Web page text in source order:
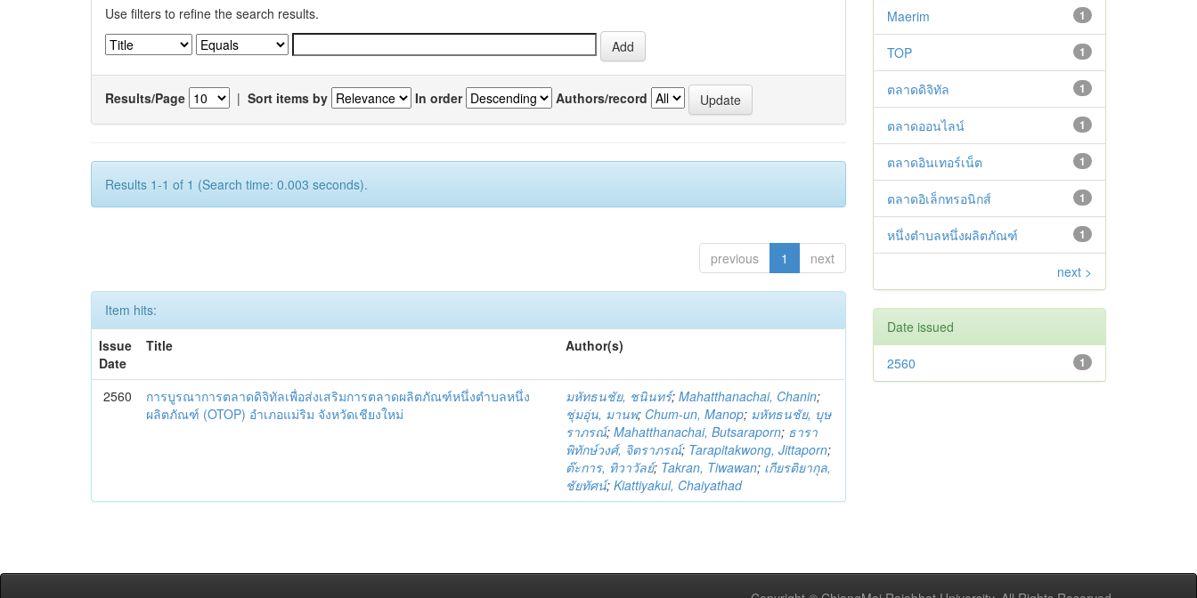
Use filters to refine the search results.
Results/Page | Sort items by In order Authors/record
Results 1-1 of 1 (Search time: 0.003 seconds).
previous 1 next
Item hits:
Issue
Date
Title Author(s)
2560
การบูรณาการตลาดดิจิทัลเพื่อส่งเสริมการตลาดผลิตภัณฑ์หนึ่งตำบลหนึ่ง
ผลิตภัณฑ์ (OTOP) อำเภอแม่ริม จังหวัดเชียงใหม่
มหัทธนชัย, ชนินทร์;Mahatthanachai, Chanin;
ชุ่มอุ่น, มานพ; Chum-un, Manop; มหัทธนชัย, บุษ
ราภรณ์;Mahatthanachai, Butsaraporn; ธารา
พิทักษ์วงศ์, จิตราภรณ์; Tarapitakwong, Jittaporn;
ต๊ะการ, ทิวาวัลย์; Takran, Tiwawan; เกียรติยากุล,
ชัยทัศน์;Kiattiyakul, Chaiyathad
1
Maerim
1
TOP
1
ตลาดดิจิทัล
1
ตลาดออนไลน์
1
ตลาดอินเทอร์เน็ต
1
ตลาดอิเล็กทรอนิกส์
1
หนึ่งตำบลหนึ่งผลิตภัณฑ์
next >
Date issued
1
2560